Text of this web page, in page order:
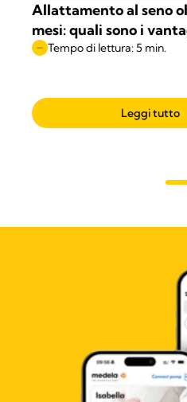
Allattamento al seno
mesi: quali sono i
Tempo di lettura: 5 min.
Leggi tutto